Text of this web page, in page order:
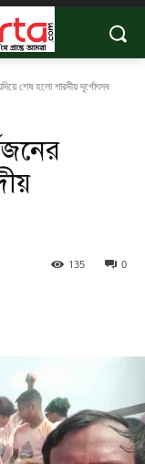
শেষ হলো শারদীয় দূর্গোৎসব
0
135